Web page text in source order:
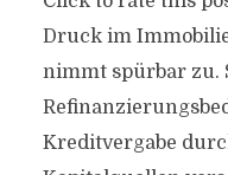
Druck im
nimmt spürbar zu.
Kreditvergabe